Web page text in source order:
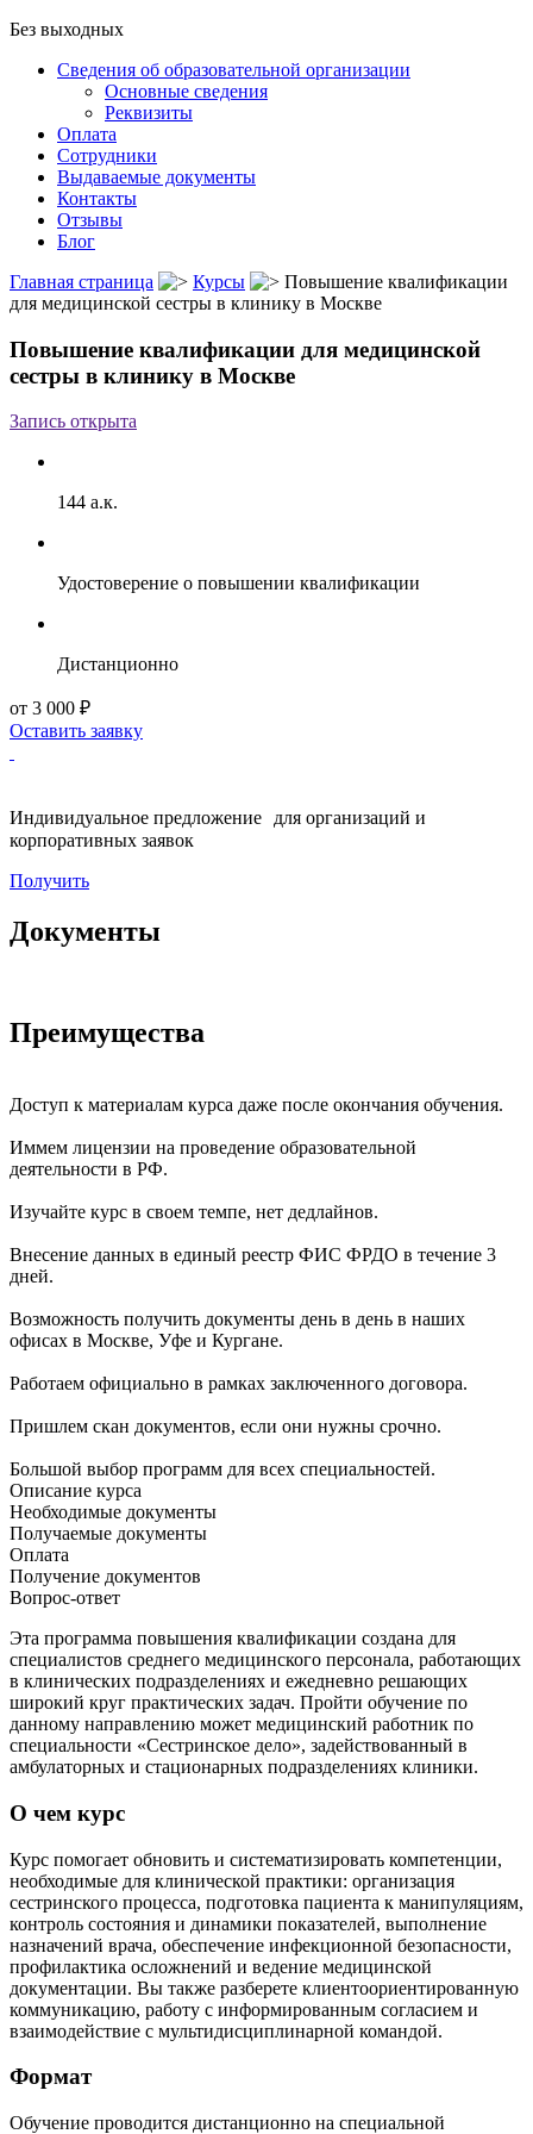
Без выходных
Сведения об образовательной организации
Основные сведения
Реквизиты
Оплата
Сотрудники
Выдаваемые документы
Контакты
Отзывы
Блог
Главная страница
Курсы
Повышение квалификации
для медицинской сестры в клинику в Москве
Повышение квалификации для медицинской
сестры в клинику в Москве
Запись открыта
144 а.к.
Удостоверение о повышении квалификации
Дистанционно
от 3 000 ₽
Оставить заявку
Индивидуальное предложение для организаций и
корпоративных заявок
Получить
Документы
Преимущества
Доступ к материалам курса даже после окончания обучения.
Иммем лицензии на проведение образовательной
деятельности в РФ.
Изучайте курс в своем темпе, нет дедлайнов.
Внесение данных в единый реестр ФИС ФРДО в течение 3
дней.
Возможность получить документы день в день в наших
офисах в Москве, Уфе и Кургане.
Работаем официально в рамках заключенного договора.
Пришлем скан документов, если они нужны срочно.
Большой выбор программ для всех специальностей.
Описание курса
Необходимые документы
Получаемые документы
Оплата
Получение документов
Вопрос-ответ
Эта программа повышения квалификации создана для
специалистов среднего медицинского персонала, работающих
в клинических подразделениях и ежедневно решающих
широкий круг практических задач. Пройти обучение по
данному направлению может медицинский работник по
специальности «Сестринское дело», задействованный в
амбулаторных и стационарных подразделениях клиники.
О чем курс
Курс помогает обновить и систематизировать компетенции,
необходимые для клинической практики: организация
сестринского процесса, подготовка пациента к манипуляциям,
контроль состояния и динамики показателей, выполнение
назначений врача, обеспечение инфекционной безопасности,
профилактика осложнений и ведение медицинской
документации. Вы также разберете клиентоориентированную
коммуникацию, работу с информированным согласием и
взаимодействие с мультидисциплинарной командой.
Формат
Обучение проводится дистанционно на специальной